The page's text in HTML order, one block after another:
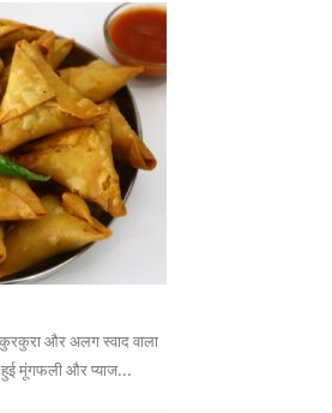
कुरकुरा और अलग स्वाद वाला
मूंगफली और प्याज...